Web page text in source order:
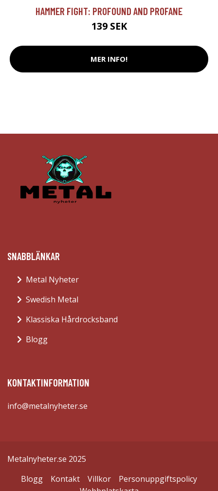
HAMMER FIGHT: PROFOUND AND PROFANE
139 SEK
MER INFO!
SNABBLÄNKAR
Metal Nyheter
Swedish Metal
Klassiska Hårdrocksband
Blogg
KONTAKTINFORMATION
info@metalnyheter.se
Metalnyheter.se 2025
Blogg
Kontakt Villkor
Personuppgiftspolicy